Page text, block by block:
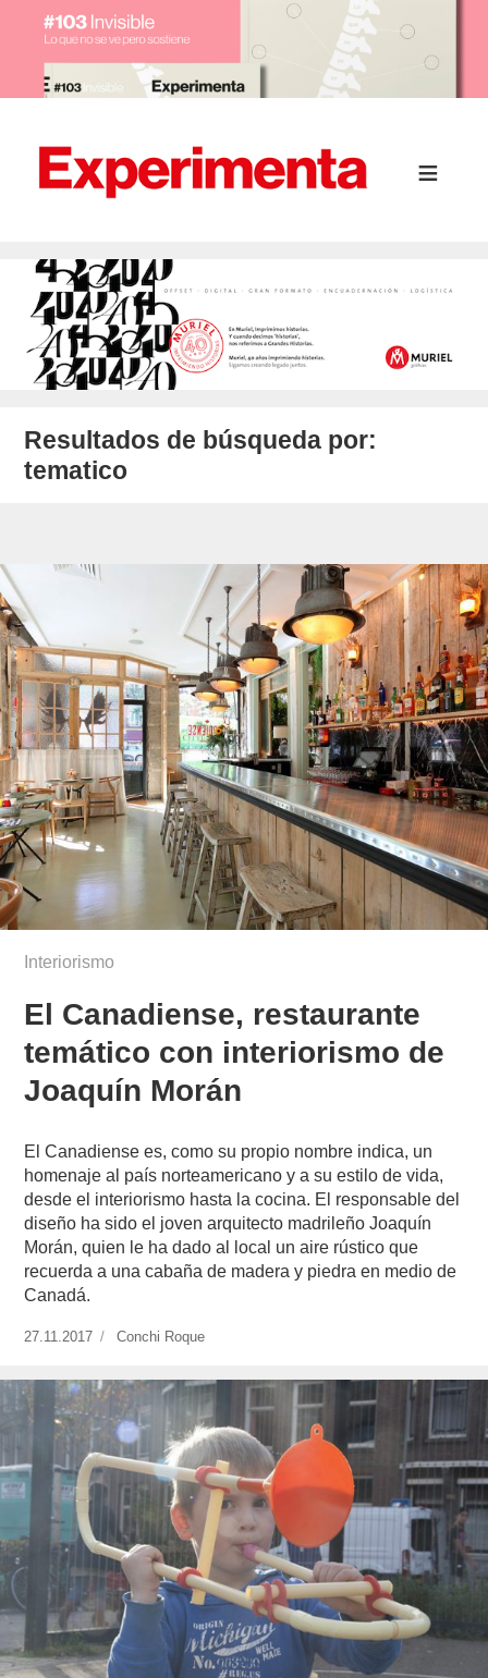
Resultados de búsqueda por:
tematico
Interiorismo
El Canadiense, restaurante
temático con interiorismo de
Joaquín Morán
El Canadiense es, como su propio nombre indica, un
homenaje al país norteamericano y a su estilo de vida,
desde el interiorismo hasta la cocina. El responsable del
diseño ha sido el joven arquitecto madrileño Joaquín
Morán, quien le ha dado al local un aire rústico que
recuerda a una cabaña de madera y piedra en medio de
Canadá.
Publicado
27.11.2017
https://www.experimenta.es/author/conchi-
Conchi Roque